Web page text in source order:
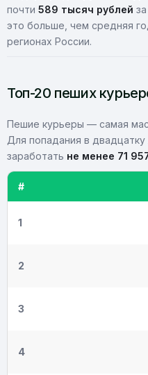
почти 589 тысяч рублей
это больше, чем средняя
регионах России.
Топ-20 пеших
Пешие курьеры — самая
Для попадания в
заработать не менее 71
#
1
2
3
4